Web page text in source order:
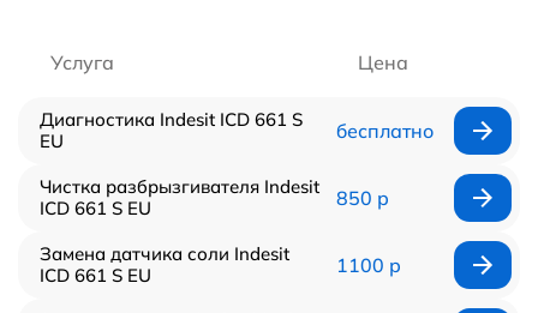
Услуга Цена
Диагностика Indesit ICD 661 S
EU
бесплатно
Чистка разбрызгивателя Indesit
ICD 661 S EU
850 р
Замена датчика соли Indesit
ICD 661 S EU
1100 р